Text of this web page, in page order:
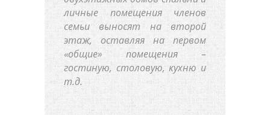
личные помещения членов
семьи выносят на второй
этаж, оставляя на первом
«общие» помещения –
гостиную, столовую, кухню и
т.д.